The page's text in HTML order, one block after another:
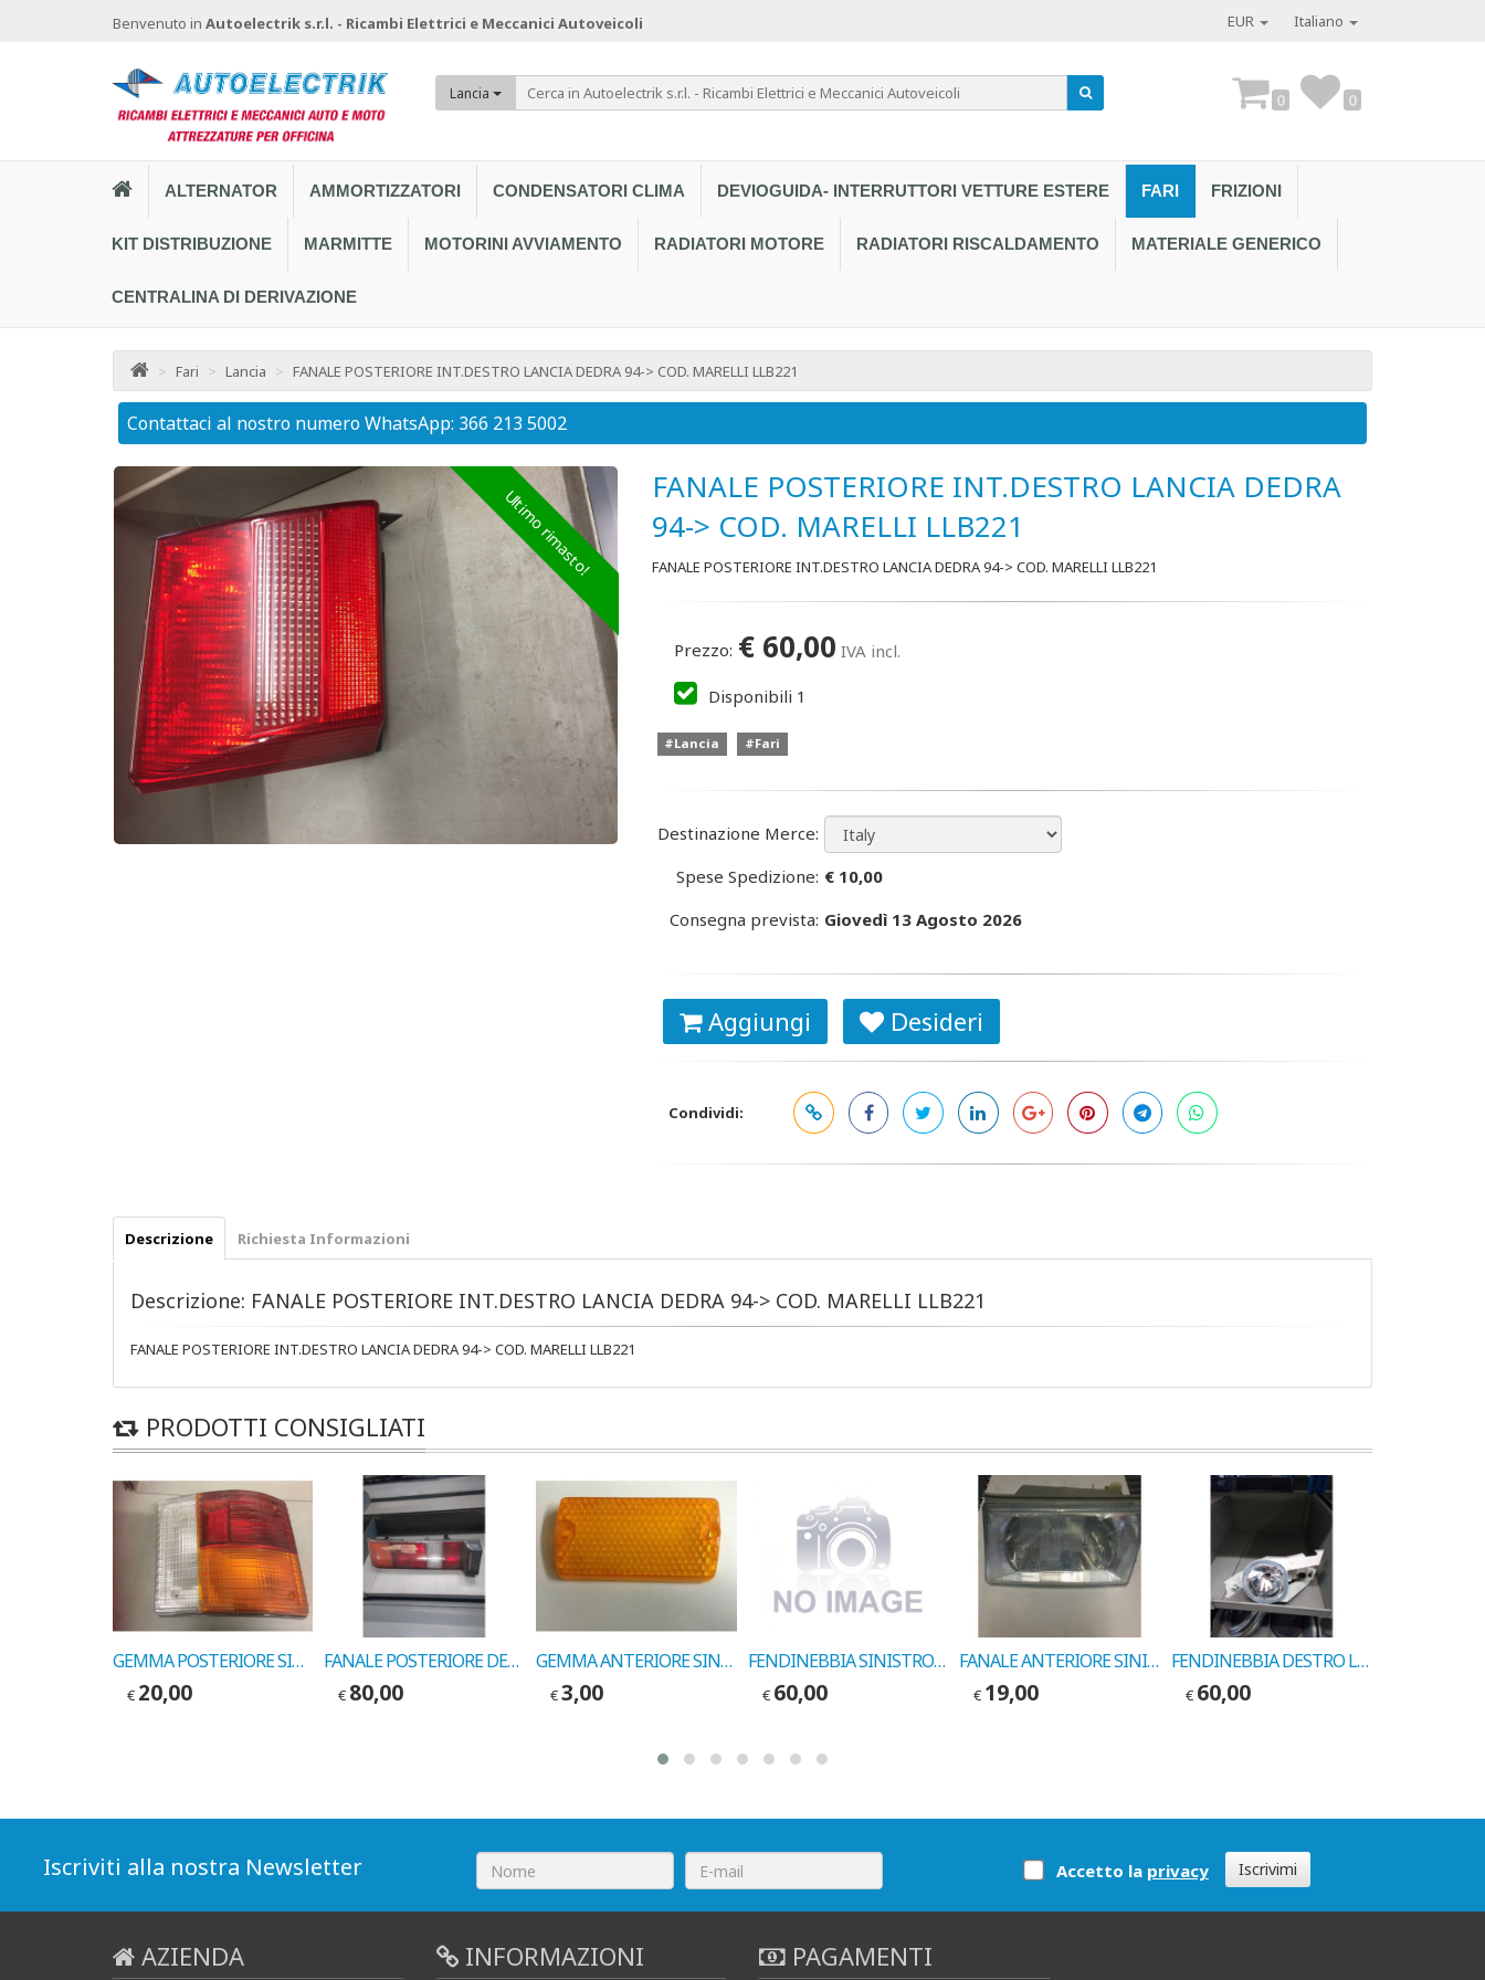
Benvenuto in Autoelectrik s.r.l. - Ricambi Elettrici e Meccanici Autoveicoli EUR Italiano
Lancia 0 0
ALTERNATOR AMMORTIZZATORI CONDENSATORI CLIMA DEVIOGUIDA- INTERRUTTORI VETTURE ESTERE FARI FRIZIONI
KIT DISTRIBUZIONE MARMITTE MOTORINI AVVIAMENTO RADIATORI MOTORE RADIATORI RISCALDAMENTO MATERIALE GENERICO
CENTRALINA DI DERIVAZIONE
> Fari > Lancia > FANALE POSTERIORE INT.DESTRO LANCIA DEDRA 94-> COD. MARELLI LLB221
Contattaci al nostro numero WhatsApp: 366 213 5002
Ultimo rimasto!
FANALE POSTERIORE INT.DESTRO LANCIA DEDRA
94-> COD. MARELLI LLB221
FANALE POSTERIORE INT.DESTRO LANCIA DEDRA 94-> COD. MARELLI LLB221
Prezzo: € 60,00 IVA incl.
Disponibili 1
#Lancia #Fari
Destinazione Merce:
Spese Spedizione: € 10,00
Consegna prevista: Giovedì 13 Agosto 2026
Aggiungi Desideri
Condividi:
Descrizione Richiesta Informazioni
Descrizione: FANALE POSTERIORE INT.DESTRO LANCIA DEDRA 94-> COD. MARELLI LLB221
FANALE POSTERIORE INT.DESTRO LANCIA DEDRA 94-> COD. MARELLI LLB221
PRODOTTI CONSIGLIATI
GEMMA POSTERIORE SINISTRA A112 77->80 COD. LEART 17717028
€ 20,00
FANALE POSTERIORE DESTRO LANCIA TREVI
€ 80,00
GEMMA ANTERIORE SINISTRA GIALLA Y10 >89 COD.10711022
€3,00
FENDINEBBIA SINISTRO GIALLO AUTOB.Y10 FIRE1985-> COD. 6589000
€ 60,00
FANALE ANTERIORE SINISTRO LANCIA THEMA >88 COD.10911000
€ 19,00
FENDINEBBIA DESTRO LANCIA Y COD. CARELLO 712374601129
€ 60,00
Iscriviti alla nostra Newsletter Accetto la privacy Iscrivimi
AZIENDA INFORMAZIONI PAGAMENTI